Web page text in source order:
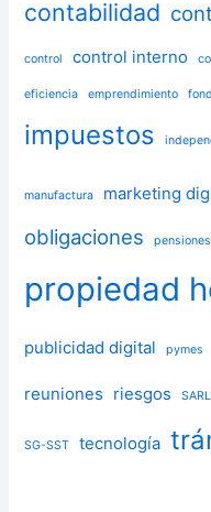
contabilidad
control control interno
eficiencia emprendimiento
impuestos
manufactura marketing
obligaciones pensiones
propiedad
publicidad digital pymes
reuniones riesgos
SG-SST tecnología